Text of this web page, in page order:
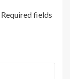
Required fields